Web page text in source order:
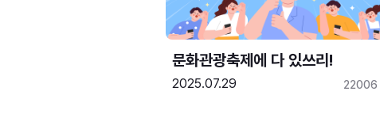
문화관광축제에 다 있쓰리!
2025.07.29 22006